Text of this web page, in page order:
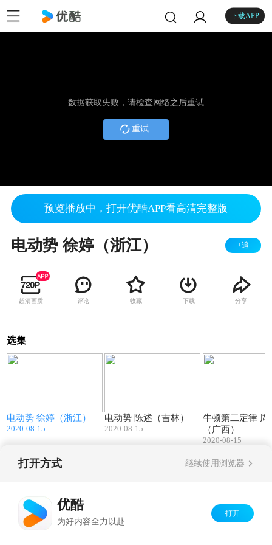
下载APP
数据获取失败，请检查网络之后重试
重试
预览播放中，打开优酷APP看高清完整版
电动势 徐婷（浙江） +追
超清画质 评论 收藏 下载 分享
选集
电动势 徐婷（浙江）
2020-08-15
电动势 陈述（吉林）
2020-08-15
牛顿第二定律 周
（广西）
2020-08-15
打开方式 继续使用浏览器
优酷
为好内容全力以赴
打开